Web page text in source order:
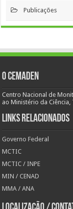
Publicações
O Cemaden
Centro Nacional de
ao Ministério da
Links Relacionados
Governo Federal
MCTIC
MCTIC / INPE
MIN / CENAD
MMA / ANA